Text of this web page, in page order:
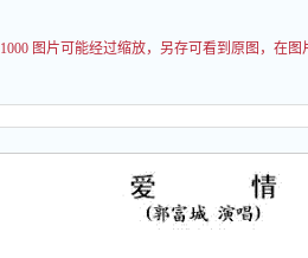
1000 图片可能经过缩放，另存可看到原图，在